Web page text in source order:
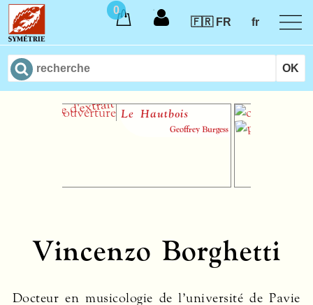
0
🇫🇷 FR
fr
Le Hautbois
Geoffrey Burgess
Vincenzo Borghetti
Docteur en musicologie de l’université de Pavie